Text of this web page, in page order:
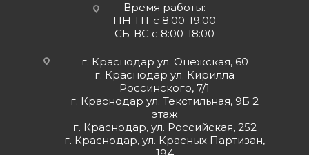
Время работы:
ПН-ПТ с 8:00-19:00
СБ-ВС с 8:00-18:00
г. Краснодар ул. Онежская, 60
г. Краснодар ул. Кирилла
Россинского, 7/1
г. Краснодар ул. Текстильная, 9Б 2
этаж
г. Краснодар, ул. Российская, 252
г. Краснодар, ул. Красных Партизан,